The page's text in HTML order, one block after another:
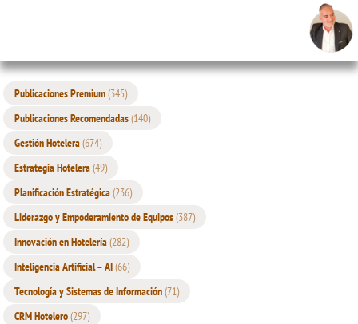
Publicaciones Premium(345)
Publicaciones Recomendadas(140)
Gestión Hotelera(674)
Estrategia Hotelera(49)
Planificación Estratégica(236)
Liderazgo y Empoderamiento de Equipos(387)
Innovación en Hotelería(282)
Inteligencia Artificial – AI(66)
Tecnología y Sistemas de Información(71)
CRM Hotelero(297)